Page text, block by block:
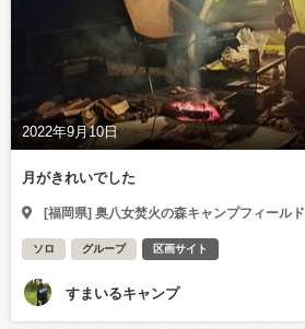
2022年9月10日
月がきれいでした
[福岡県] 奥八女焚火の森キャンプフィールド
ソロ グループ 区画サイト
すまいるキャンプ